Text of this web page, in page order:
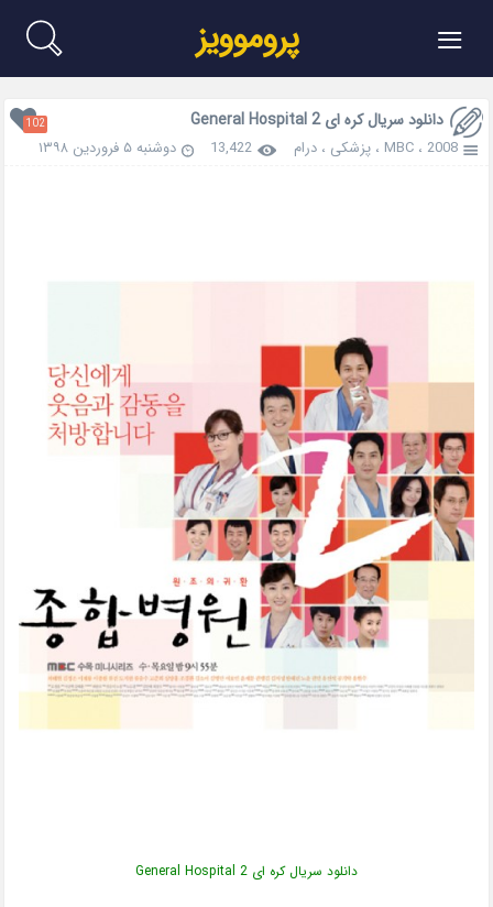
≡ پروموویز
دانلود سریال کره ای General Hospital 2 102
2008 ،MBC ،پزشکی ،درام 13,422 دوشنبه ۵ فروردین ۱۳۹۸
دانلود سریال کره ای General Hospital 2